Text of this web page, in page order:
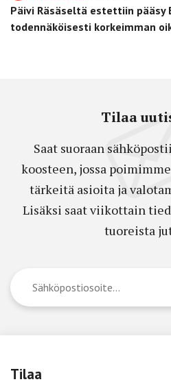
Päivi Räsäseltä estettiin
todennäköisesti korkeimman
Tilaa
Saat suoraan
koosteen, jossa
tärkeitä asioita ja
Lisäksi saat viikottain
tuoreista
Tilaa